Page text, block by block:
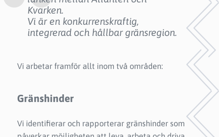
Kvarken.
Vi är en konkurrenskraftig,
integrerad och hållbar gränsregion.
Vi arbetar framför allt inom två områden:
Gränshinder
Vi identifierar och rapporterar gränshinder som